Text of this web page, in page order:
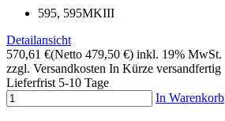
595, 595MKIII
Detailansicht
570,61 €(Netto 479,50 €) inkl. 19% MwSt.
zzgl. Versandkosten In Kürze versandfertig
Lieferfrist 5-10 Tage
In Warenkorb